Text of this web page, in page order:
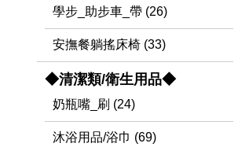
學步_助步車_帶 (26)
安撫餐躺搖床椅 (33)
◆清潔類/衛生用品◆
奶瓶嘴_刷 (24)
沐浴用品/浴巾 (69)